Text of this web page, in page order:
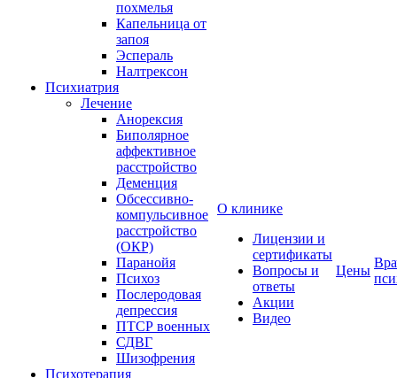
похмелья
Капельница от
запоя
Эспераль
Налтрексон
Психиатрия
Лечение
Анорексия
Биполярное
аффективное
расстройство
Деменция
Обсессивно-
компульсивное
расстройство
(ОКР)
Паранойя
Психоз
Послеродовая
депрессия
ПТСР военных
СДВГ
Шизофрения
Психотерапия
О клинике
Лицензии и
сертификаты
Вопросы и
ответы
Акции
Видео
Цены